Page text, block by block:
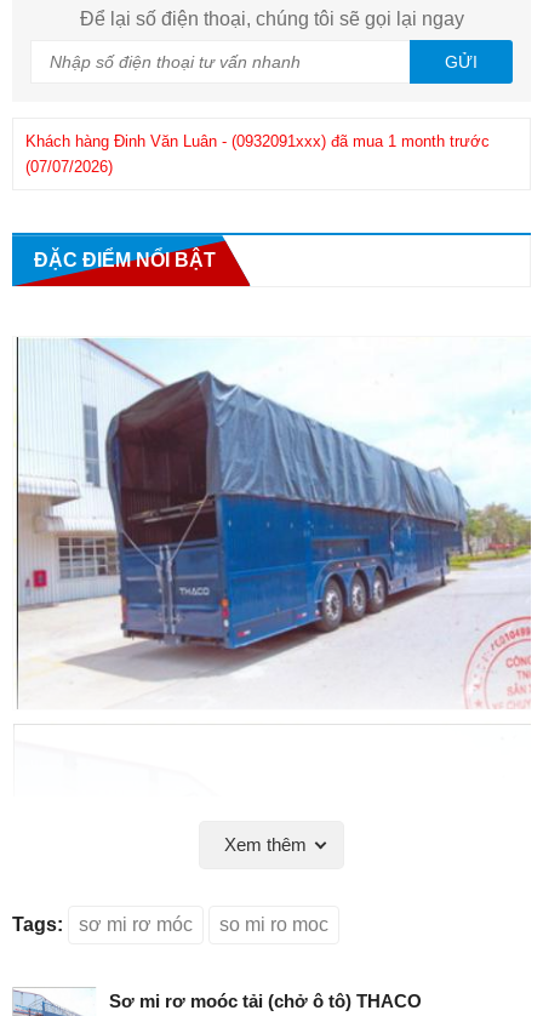
Để lại số điện thoại, chúng tôi sẽ gọi lại ngay
GỬI
Khách hàng
(0908286xxx)
đã mua 1 month trước
(25/06/2026)
ĐẶC ĐIỂM NỔI BẬT
Xem thêm
Tags: sơ mi rơ móc so mi ro moc
Sơ mi rơ moóc tải (chở ô tô) THACO